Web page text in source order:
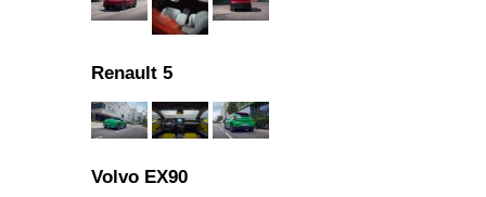
Renault 5
Volvo EX90